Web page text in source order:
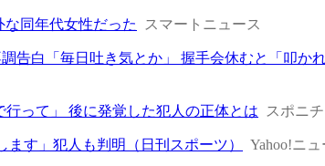
同年代女性だった スマートニュース
告白「毎日吐き気とか」 握手会休むと「叩かれ
って」 後に発覚した犯人の正体とは スポニ
す」犯人も判明（日刊スポーツ） Yahoo!ニュ